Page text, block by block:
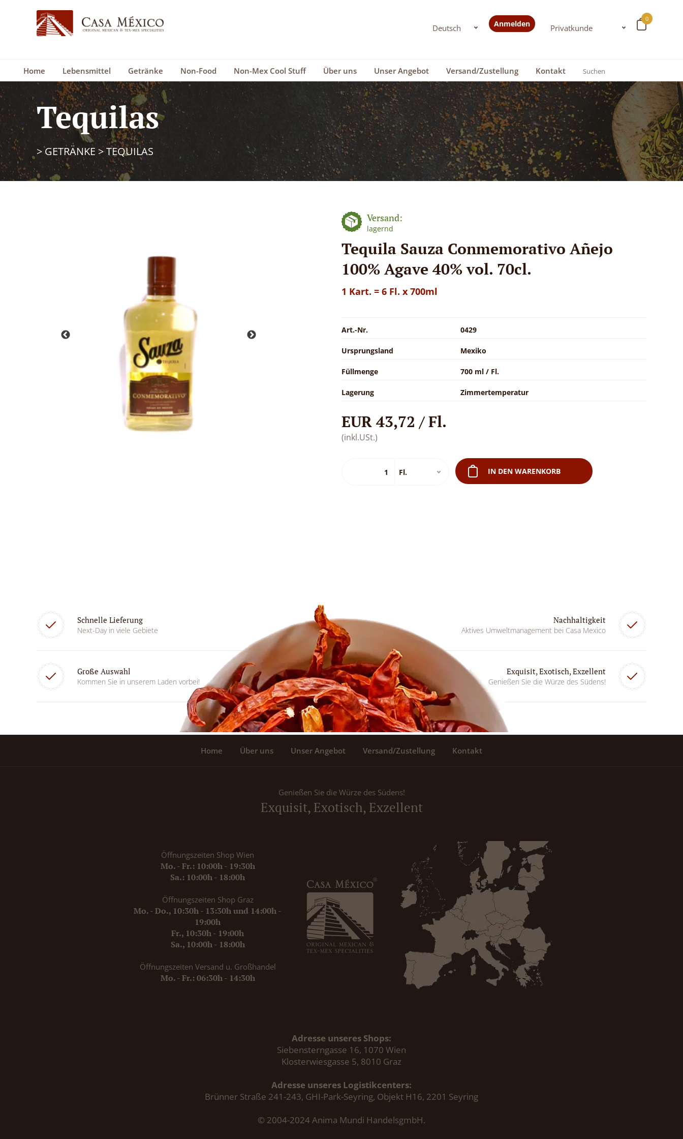
0
Anmelden
Home Lebensmittel Getränke Non-Food Non-Mex Cool Stuff Über uns Unser Angebot Versand/Zustellung Kontakt
Tequilas
>GETRÄNKE >TEQUILAS
Versand:
lagernd
Tequila Sauza Conmemorativo Añejo
100% Agave 40% vol. 70cl.
1 Kart. = 6 Fl. x 700ml
Art.-Nr. 0429
Ursprungsland Mexiko
Füllmenge 700 ml / Fl.
Lagerung Zimmertemperatur
EUR 43,72 / Fl.
(inkl.USt.)
IN DEN WARENKORB
Schnelle Lieferung
Next-Day in viele Gebiete
Nachhaltigkeit
Aktives Umweltmanagement bei Casa Mexico
Große Auswahl
Kommen Sie in unserem Laden vorbei!
Exquisit, Exotisch, Exzellent
Genießen Sie die Würze des Südens!
Home Über uns Unser Angebot Versand/Zustellung Kontakt
Genießen Sie die Würze des Südens!
Exquisit, Exotisch, Exzellent
Öffnungszeiten Shop Wien
Mo. - Fr.: 10:00h - 19:30h
Sa.: 10:00h - 18:00h
Öffnungszeiten Shop Graz
Mo. - Do., 10:30h - 13:30h und 14:00h -
19:00h
Fr., 10:30h - 19:00h
Sa., 10:00h - 18:00h
Öffnungszeiten Versand u. Großhandel
Mo. - Fr.: 06:30h - 14:30h
Adresse unseres Shops:
Siebensterngasse 16, 1070 Wien
Klosterwiesgasse 5, 8010 Graz
Adresse unseres Logistikcenters:
Brünner Straße 241-243, GHI-Park-Seyring, Objekt H16, 2201 Seyring
© 2004-2024 Anima Mundi HandelsgmbH.